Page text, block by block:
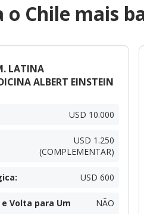
o Chile mais
LATINA
ALBERT EINSTEIN
USD 10.000
USD 1.250
(COMPLEMENTAR)
: USD 600
Volta para Um
NÃO